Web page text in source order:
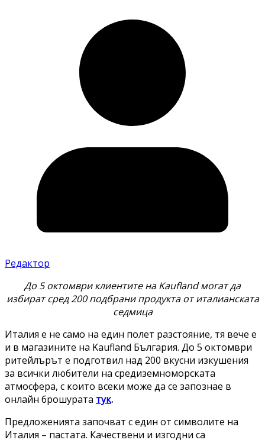
Редактор
До 5 октомври клиентите наKaufland могат да
избират сред 200 подбрани продукта от италианската
седмица
Италия е не само на един полет разстояние, тя вече е
и в магазините на Kaufland България. До 5 октомври
ритейлърът е подготвил над 200 вкусни изкушения
за всички любители на средиземноморската
атмосфера, с които всеки може да се запознае в
онлайн брошурата тук.
Предложенията започват с един от символите на
Италия – пастата. Качествени и изгодни са